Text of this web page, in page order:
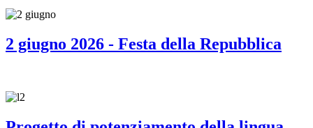
2 giugno 2026 - Festa della Repubblica